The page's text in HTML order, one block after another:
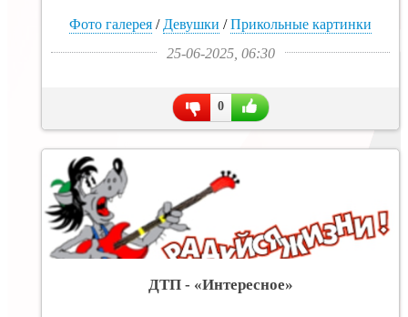
Фото галерея / Девушки /Прикольные картинки
25-06-2025, 06:30
0
ДТП - «Интересное»